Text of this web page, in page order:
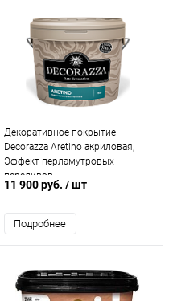
Декоративное покрытие
Decorazza Aretino акриловая,
Эффект перламутровых
переливов
11 900 руб. / шт
Подробнее